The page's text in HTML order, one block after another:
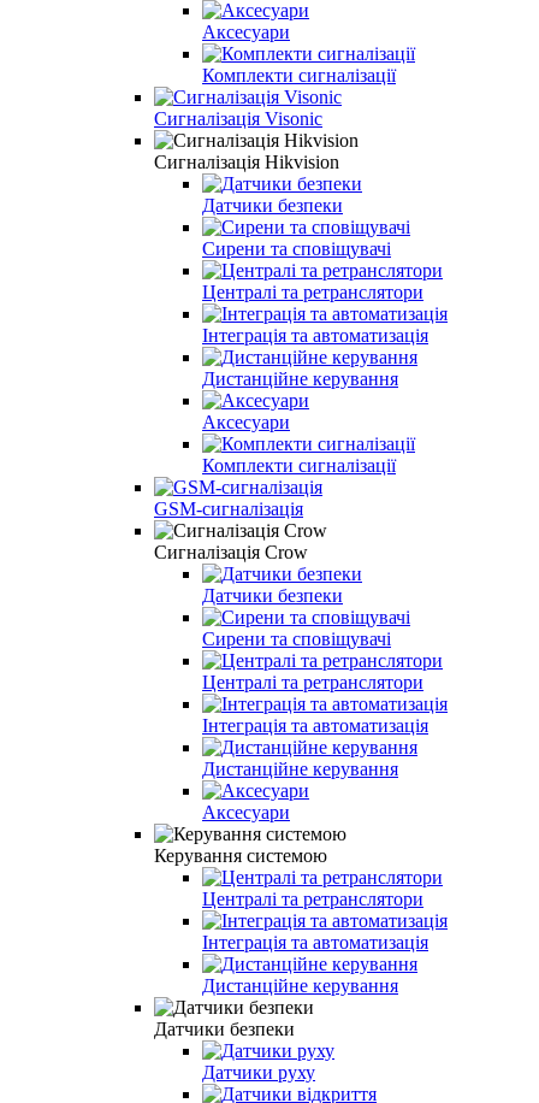
Аксесуари
Комплекти сигналізації
Сигналізація Visonic
Сигналізація Hikvision
Датчики безпеки
Сирени та сповіщувачі
Централі та ретранслятори
Інтеграція та автоматизація
Дистанційне керування
Аксесуари
Комплекти сигналізації
GSM-сигналізація
Сигналізація Crow
Датчики безпеки
Сирени та сповіщувачі
Централі та ретранслятори
Інтеграція та автоматизація
Дистанційне керування
Аксесуари
Керування системою
Централі та ретранслятори
Інтеграція та автоматизація
Дистанційне керування
Датчики безпеки
Датчики руху